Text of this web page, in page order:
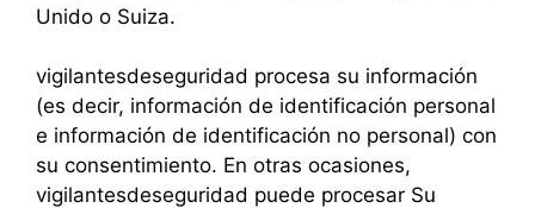
Unido o Suiza.
vigilantesdeseguridad procesa su información
(es decir, información de identificación personal
e información de identificación no personal) con
su consentimiento. En otras ocasiones,
vigilantesdeseguridad puede procesar Su